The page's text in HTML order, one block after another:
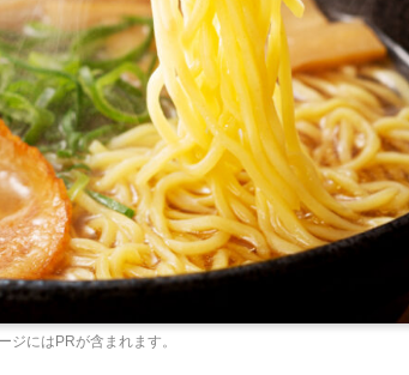
ジにはPRが含まれます。